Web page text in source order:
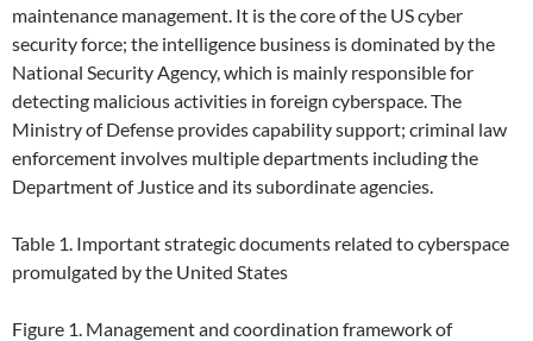
maintenance management. It is the core of the US cyber
security force; the intelligence business is dominated by the
National Security Agency, which is mainly responsible for
detecting malicious activities in foreign cyberspace. The
Ministry of Defense provides capability support; criminal law
enforcement involves multiple departments including the
Department of Justice and its subordinate agencies.
Table 1. Important strategic documents related to cyberspace
promulgated by the United States
Figure 1. Management and coordination framework of